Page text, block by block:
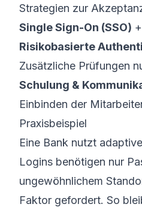
Strategien zur
Single Sign-On (SSO)
Risikobasierte
Zusätzliche Prüfungen
Schulung &
Einbinden der
Praxisbeispiel
Eine Bank nutzt
Logins benötigen nur
ungewöhnlichem
Faktor gefordert. So